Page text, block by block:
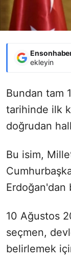
ekleyin
Bundan tam
tarihinde ilk
doğrudan
Bu isim,
Erdoğan'dan
10 Ağustos
seçmen,
belirlemek